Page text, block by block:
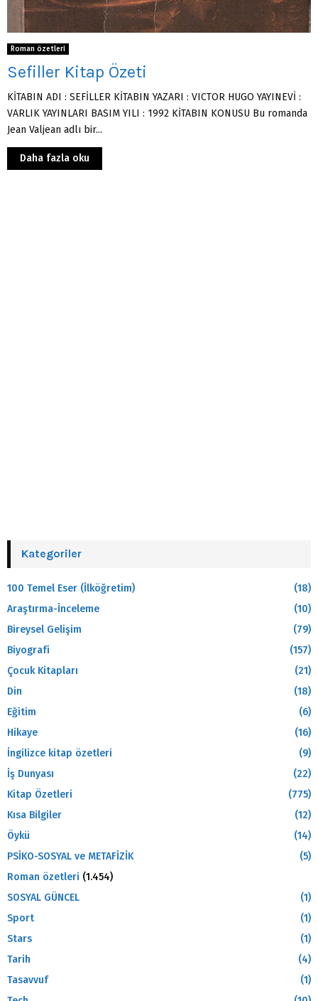
Roman özetleri
Sefiller Kitap Özeti
KİTABIN ADI : SEFİLLER KİTABIN YAZARI : VICTOR HUGO YAYINEVİ :
VARLIK YAYINLARI BASIM YILI : 1992 KİTABIN KONUSU Bu romanda
Jean Valjean adlı bir...
Daha fazla oku
Kategoriler
100 Temel Eser (İlköğretim)
(18)
Araştırma-İnceleme
(10)
Bireysel Gelişim
(79)
Biyografi
(157)
Çocuk Kitapları
(21)
Din
(18)
Eğitim
(6)
Hikaye
(16)
İngilizce kitap özetleri
(9)
İş Dunyası
(22)
Kitap Özetleri
(775)
Kısa Bilgiler
(12)
Öykü
(14)
PSİKO-SOSYAL ve METAFİZİK
(5)
Roman özetleri (1.454)
SOSYAL GÜNCEL
(1)
Sport
(1)
Stars
(1)
Tarih
(4)
Tasavvuf
(1)